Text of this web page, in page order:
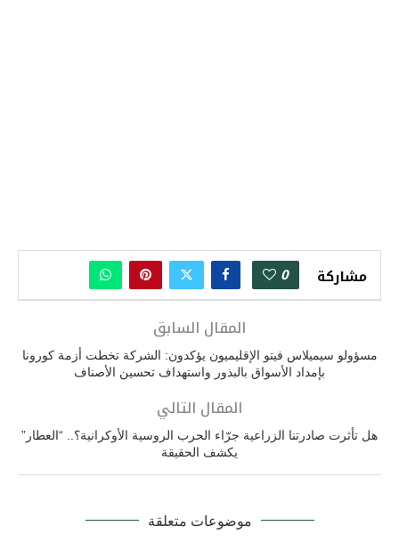
مشاركة 0
المقال السابق
مسؤولو سيميلاس فيتو الإقليميون يؤكدون: الشركة تخطت أزمة كورونا
بإمداد الأسواق بالبذور واستهداف تحسين الأصناف
المقال التالي
هل تأثرت صادرتنا الزراعية جرّاء الحرب الروسية الأوكرانية؟.. “العطار”
يكشف الحقيقة
موضوعات متعلقة